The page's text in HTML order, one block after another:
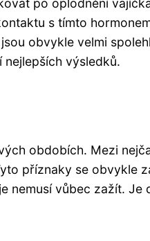
s tímto
obvykle velmi
výsledků.
obdobích. Mezi
příznaky se obvykle
nemusí vůbec zažít. Je